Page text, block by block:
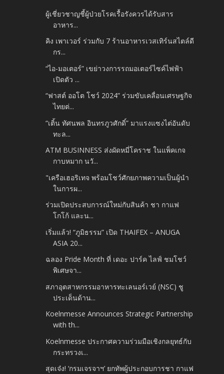
ผู้เชี่ยวชาญชี้ผู้ป่วยโรคเรื้อรังควรได้รับสาร
อาหาร...
คิง เพาเวอร์ ร่วมกับ 7 ร้านอาหารเวสเทิร์นสไตล์ดี
กร...
“ไอ-มอเตอร์” เขย่าวงการรถมอเตอร์ไซค์ไฟฟ้า
เปิดตัว ...
“ฟาสต์ ออโต โชว์ 2024” ร่วมขับเคลื่อนเศรษฐกิจ
ไทยต่...
“เติ้น ทัศนพล อินทรภูวศักดิ์” มาแรงแซงไต่อันดับ
ทะล...
ATM BUSINNESS ส่งผัดหมี่โคราช ในแพ็คเกจ
กาบหมาก นวั...
"เครือเฮอริเทจ พร้อมโชว์ศักยภาพความเป็นผู้นำ
ในการผ...
ร่วมเปิดประสบการณ์ใหม่กับสินค้า ชา กาแฟ
โกโก้ และน...
เริ่มแล้ว! “ภูมิธรรม” เปิด THAIFEX – ANUGA
ASIA 20...
ฉลอง Pride Month ที่ เดอะ ปาร์ค ไลฟ์ ชมโชว์
พิเศษจา...
สภาอุตสาหกรรมอาหารทะเลนอร์เวย์ (NSC) ชู
ประเด็นด้าน...
Koelnmesse Announces Strategic Partnership
with th...
Koelnmesse ประกาศความร่วมมือเชิงกลยุทธ์กับ
กระทรวงเ...
สุดเจ๋ง! ‘กรมเจรจาฯ’ ยกทัพผู้ประกอบการชา กาแฟ